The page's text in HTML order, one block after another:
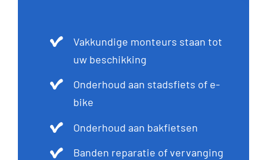
Vakkundige monteurs staan tot
uw beschikking
Onderhoud aan stadsfiets of e-
bike
Onderhoud aan bakfietsen
Banden reparatie of vervanging